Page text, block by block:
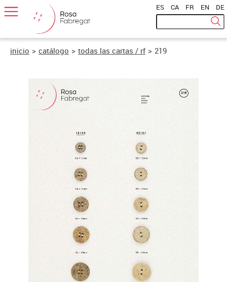
DE
EN
FR
CA
ES
inicio > catálogo > todas las cartas / rf > 219